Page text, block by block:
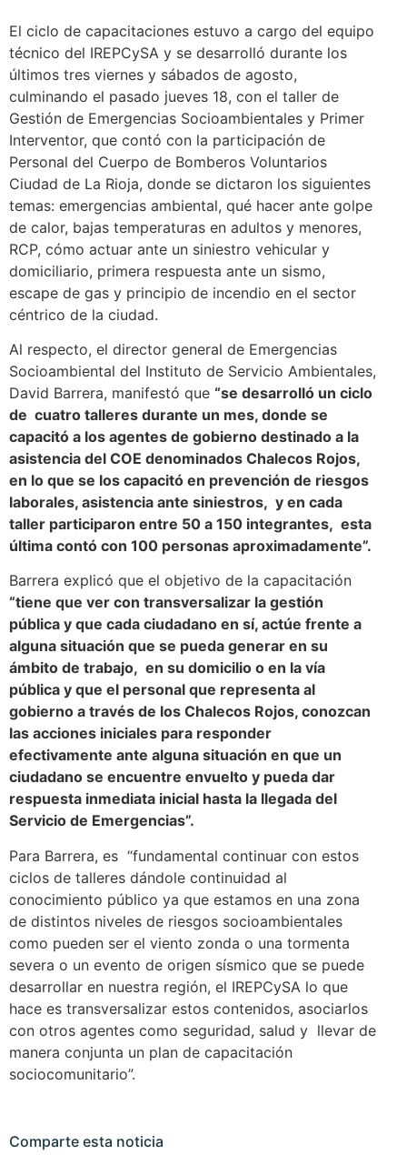
El ciclo de capacitaciones estuvo a cargo del equipo
técnico del IREPCySA y se desarrolló durante los
últimos tres viernes y sábados de agosto,
culminando el pasado jueves 18, con el taller de
Gestión de Emergencias Socioambientales y Primer
Interventor, que contó con la participación de
Personal del Cuerpo de Bomberos Voluntarios
Ciudad de La Rioja, donde se dictaron los siguientes
temas: emergencias ambiental, qué hacer ante golpe
de calor, bajas temperaturas en adultos y menores,
RCP, cómo actuar ante un siniestro vehicular y
domiciliario, primera respuesta ante un sismo,
escape de gas y principio de incendio en el sector
céntrico de la ciudad.
Al respecto, el director general de Emergencias
Socioambiental del Instituto de Servicio Ambientales,
David Barrera, manifestó que “se desarrolló un ciclo
de cuatro talleres durante un mes, donde se
capacitó a los agentes de gobierno destinado a la
asistencia del COE denominados Chalecos Rojos,
en lo que se los capacitó en prevención de riesgos
laborales, asistencia ante siniestros, y en cada
taller participaron entre 50 a 150 integrantes, esta
última contó con 100 personas aproximadamente”.
Barrera explicó que el objetivo de la capacitación
“tiene que ver con transversalizar la gestión
pública y que cada ciudadano en sí, actúe frente a
alguna situación que se pueda generar en su
ámbito de trabajo, en su domicilio o en la vía
pública y que el personal que representa al
gobierno a través de los Chalecos Rojos, conozcan
las acciones iniciales para responder
efectivamente ante alguna situación en que un
ciudadano se encuentre envuelto y pueda dar
respuesta inmediata inicial hasta la llegada del
Servicio de Emergencias”.
Para Barrera, es “fundamental continuar con estos
ciclos de talleres dándole continuidad al
conocimiento público ya que estamos en una zona
de distintos niveles de riesgos socioambientales
como pueden ser el viento zonda o una tormenta
severa o un evento de origen sísmico que se puede
desarrollar en nuestra región, el IREPCySA lo que
hace es transversalizar estos contenidos, asociarlos
con otros agentes como seguridad, salud y llevar de
manera conjunta un plan de capacitación
sociocomunitario”.
Comparte esta noticia